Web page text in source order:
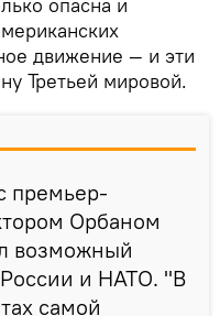
движение — и эти
Третьей мировой.
премьер-
Орбаном
возможный
и НАТО. "В
самой